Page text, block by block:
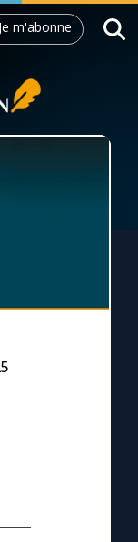
Je m'abonne